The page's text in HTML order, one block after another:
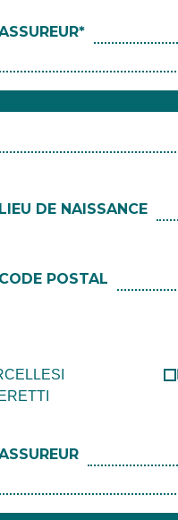
LIEU DE NAISSANCE
CODE POSTAL